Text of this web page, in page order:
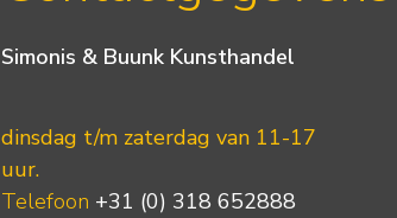
Simonis & Buunk Kunsthandel
dinsdag t/m zaterdag van 11-17
uur.
Telefoon +31 (0) 318 652888